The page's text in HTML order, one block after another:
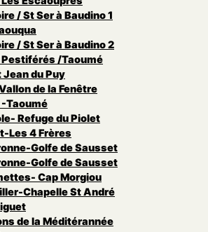
/ St Ser à Baudino 1
/ St Ser à Baudino 2
/Taoumé
du Puy
de la Fenêtre
-Taoumé
Refuge du Piolet
Les 4 Frères
Golfe de Sausset
Golfe de Sausset
Cap Morgiou
Chapelle St André
de la Méditérannée